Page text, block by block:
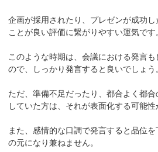
企画が採用されたり、プレゼンが成功
ことが良い評価に繋がりやすい運気です
このような時期は、会議における発言
ので、しっかり発言すると良いでしょう
ただ、準備不足だったり、都合よく都
していた方は、それが表面化する可能性
また、感情的な口調で発言すると品位
の元になり兼ねません。